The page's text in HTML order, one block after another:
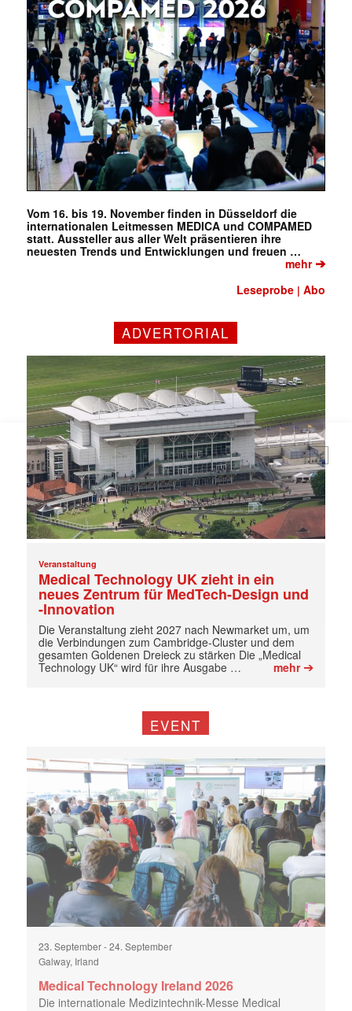
Mit dem |transkript-Newsletter
Vom 16. bis 19. November finden in Düsseldorf die
internationalen Leitmessen MEDICA und COMPAMED
statt. Aussteller aus aller Welt präsentieren ihre
neuesten Trends und Entwicklungen und freuen …
mehr➔
Leseprobe |Abo
ADVERTORIAL
Veranstaltung
Medical Technology UK zieht in ein
neues Zentrum für MedTech-Design und
-Innovation
Die Veranstaltung zieht 2027 nach Newmarket um, um
die Verbindungen zum Cambridge-Cluster und dem
gesamten Goldenen Dreieck zu stärken Die „Medical
Technology UK“ wird für ihre Ausgabe …
mehr➔
EVENT
23. September-24. September
Galway, Irland
Medical Technology Ireland 2026
Die internationale Medizintechnik-Messe Medical